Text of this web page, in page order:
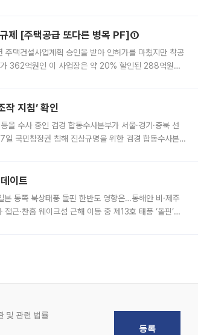
제 [주택공급 또다른 병목 PF]①
택건설사업계획 승인을 받아 인허가를 마쳤지만 착공
362억원인 이 사업장은 약 20% 할인된 288억원에
작 지침’ 확인
수사 중인 검경 합동수사본부가 서울·경기·충북 선
국민참정권 침해 진상규명을 위한 검경 합동수사본
이트
동쪽 북상태풍 돌핀 한반도 영향은…동해안 비·제주
근·찬홈 웨이크섬 근해 이동 중 제13호 태풍 ‘돌핀’이